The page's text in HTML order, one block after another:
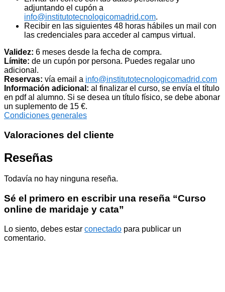
adjuntando el cupón a
info@institutotecnologicomadrid.com.
Recibir en las siguientes 48 horas hábiles un mail con
las credenciales para acceder al campus virtual.
Validez: 6 meses desde la fecha de compra.
Límite: de un cupón por persona. Puedes regalar uno
adicional.
Reservas: vía email a info@institutotecnologicomadrid.com
Información adicional: al finalizar el curso, se envía el título
en pdf al alumno. Si se desea un título físico, se debe abonar
un suplemento de 15 €.
Condiciones generales
Valoraciones del cliente
Reseñas
Todavía no hay ninguna reseña.
Sé el primero en escribir una reseña “Curso
online de maridaje y cata”
Lo siento, debes estar conectado para publicar un
comentario.